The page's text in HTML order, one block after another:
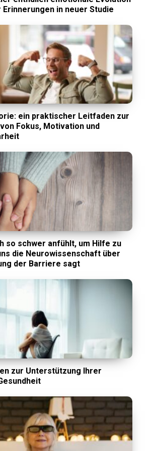
in neuer Studie
ein praktischer Leitfaden zur
Fokus, Motivation und
so schwer anfühlt, um Hilfe zu
die Neurowissenschaft über
der Barriere sagt
zur Unterstützung Ihrer